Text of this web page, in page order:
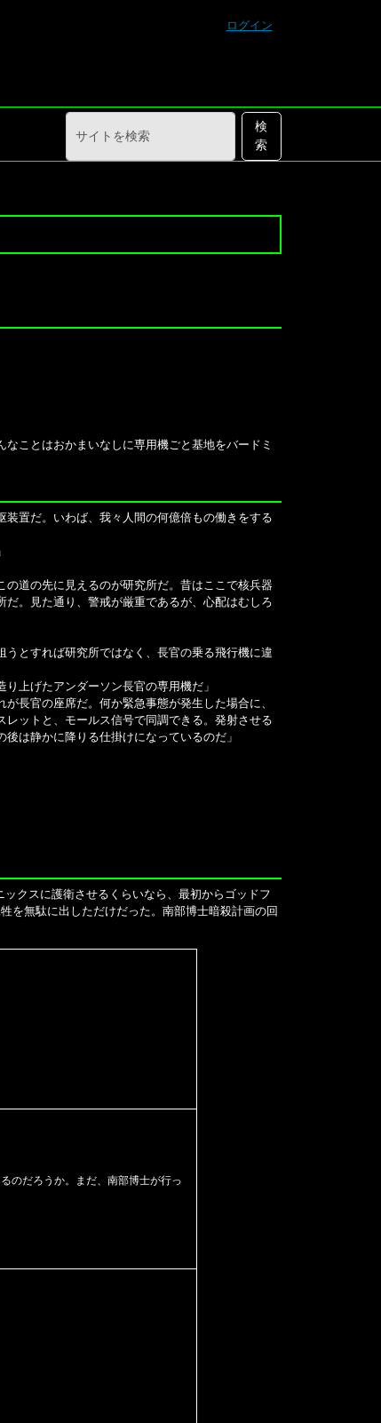
ログイン
サ
イ
検
索
詳
細
ことはおかまいなしに専用機ごと基地をバードミ
置だ。いわば、我々人間の何億倍もの働きをする
道の先に見えるのが研究所だ。昔はここで核兵器
。見た通り、警戒が厳重であるが、心配はむしろ
とすれば研究所ではなく、長官の乗る飛行機に違
上げたアンダーソン長官の専用機だ」
長官の座席だ。何か緊急事態が発生した場合に、
ットと、モールス信号で同調できる。発射させる
は静かに降りる仕掛けになっているのだ」
クスに護衛させるくらいなら、最初からゴッドフ
を無駄に出しただけだった。南部博士暗殺計画の回
のだろうか。まだ、南部博士が行っ